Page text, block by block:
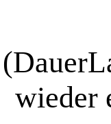
wieder